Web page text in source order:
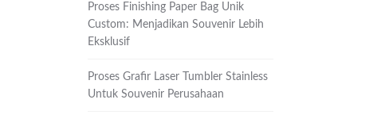
Proses Finishing Paper Bag Unik
Custom: Menjadikan Souvenir Lebih
Eksklusif
Proses Grafir Laser Tumbler Stainless
Untuk Souvenir Perusahaan